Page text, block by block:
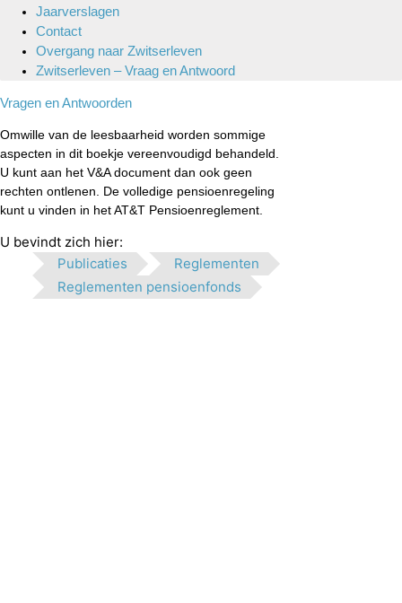
Jaarverslagen
Contact
Overgang naar Zwitserleven
Zwitserleven – Vraag en Antwoord
Vragen en Antwoorden
Omwille van de leesbaarheid worden sommige
aspecten in dit boekje vereenvoudigd behandeld.
U kunt aan het V&A document dan ook geen
rechten ontlenen. De volledige pensioenregeling
kunt u vinden in het AT&T Pensioenreglement.
U bevindt zich hier:
Publicaties
Reglementen
Reglementen pensioenfonds